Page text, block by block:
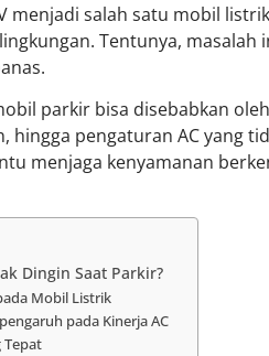
menjadi salah satu mobil
Tentunya, masalah
parkir bisa disebabkan
hingga pengaturan AC yang
menjaga kenyamanan
Dingin Saat Parkir?
Mobil Listrik
pada Kinerja AC
Tepat